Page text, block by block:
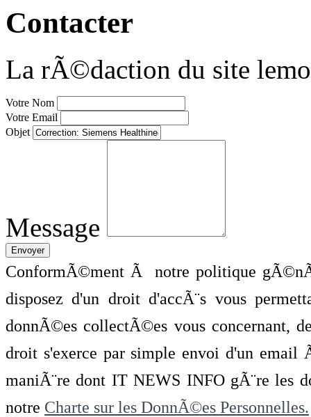
Contacter
La rÃ©daction du site
Votre Nom
Votre Email
Objet
Message
ConformÃ©ment Ã notre politique
disposez d'un droit d'accÃ¨s vous
donnÃ©es collectÃ©es vous concernant,
droit s'exerce par simple envoi d'un
maniÃ¨re dont IT NEWS INFO gÃ¨re les
notre Charte sur les DonnÃ©es Personnelles.